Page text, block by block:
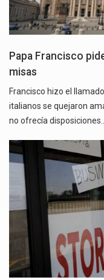
Papa Francisco
misas
Francisco hizo el
italianos se quejaron
no ofrecía